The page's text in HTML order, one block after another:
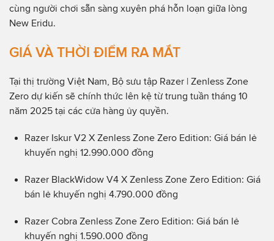
cùng người chơi sẵn sàng xuyên phá hỗn loạn giữa lòng
New Eridu.
GIÁ VÀ THỜI ĐIỂM RA MẮT
Tại thị trường Việt Nam, Bộ sưu tập Razer | Zenless Zone
Zero dự kiến sẽ chính thức lên kệ từ trung tuần tháng 10
năm 2025 tại các cửa hàng ủy quyền.
Razer Iskur V2 X Zenless Zone Zero Edition: Giá bán lẻ
khuyến nghị 12.990.000 đồng
Razer BlackWidow V4 X Zenless Zone Zero Edition: Giá
bán lẻ khuyến nghị 4.790.000 đồng
Razer Cobra Zenless Zone Zero Edition: Giá bán lẻ
khuyến nghị 1.590.000 đồng